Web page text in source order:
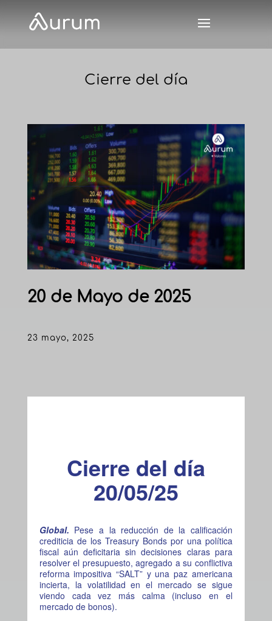
Cierre del día
20 de Mayo de 2025
23 mayo, 2025
Cierre del día
20/05/25
Global. Pese a la reducción de la calificación
crediticia de los Treasury Bonds por una política
fiscal aún deficitaria sin decisiones claras para
resolver el presupuesto, agregado a su conflictiva
reforma impositiva “SALT” y una paz americana
incierta, la volatilidad en el mercado se sigue
viendo cada vez más calma (incluso en el
mercado de bonos).